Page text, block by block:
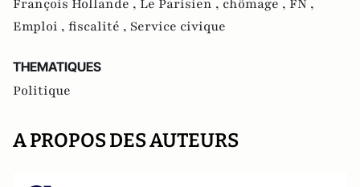
François Hollande , Le Parisien , chômage , FN ,
Emploi , fiscalité , Service civique
THEMATIQUES
Politique
A PROPOS DES AUTEURS